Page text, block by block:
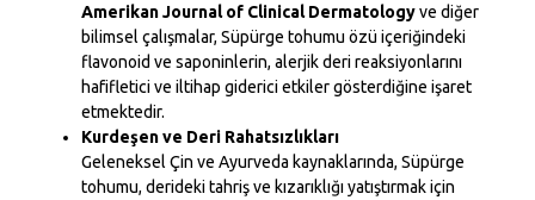
Amerikan Journal of Clinical Dermatologyve diğer
bilimsel çalışmalar, Süpürge tohumu özü içeriğindeki
flavonoid ve saponinlerin, alerjik deri reaksiyonlarını
hafifletici ve iltihap giderici etkiler gösterdiğine işaret
etmektedir.
Kurdeşen ve Deri Rahatsızlıkları
Geleneksel Çin ve Ayurveda kaynaklarında, Süpürge
tohumu, derideki tahriş ve kızarıklığı yatıştırmak için